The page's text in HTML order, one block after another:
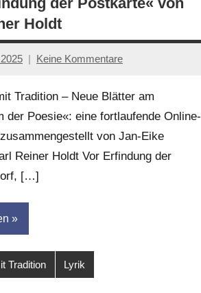
Holdt
Keine Kommentare
Tradition – Neue Blätter am
der Poesie«: eine fortlaufende Online-
von Jan-Eike
Reiner Holdt Vor Erfindung der
[…]
Tradition Lyrik